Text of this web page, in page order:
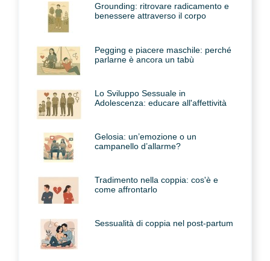
Grounding: ritrovare radicamento e
benessere attraverso il corpo
Pegging e piacere maschile: perché
parlarne è ancora un tabù
Lo Sviluppo Sessuale in
Adolescenza: educare all'affettività
Gelosia: un’emozione o un
campanello d’allarme?
Tradimento nella coppia: cos'è e
come affrontarlo
Sessualità di coppia nel post-partum